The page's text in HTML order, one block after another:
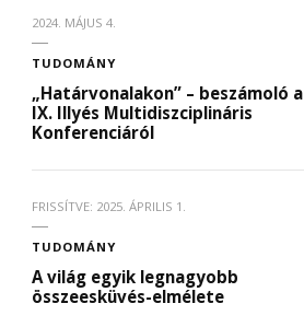
2024. MÁJUS 4.
TUDOMÁNY
„Határvonalakon” – beszámoló a
IX. Illyés Multidiszciplináris
Konferenciáról
FRISSÍTVE: 2025. ÁPRILIS 1.
TUDOMÁNY
A világ egyik legnagyobb
összeesküvés-elmélete